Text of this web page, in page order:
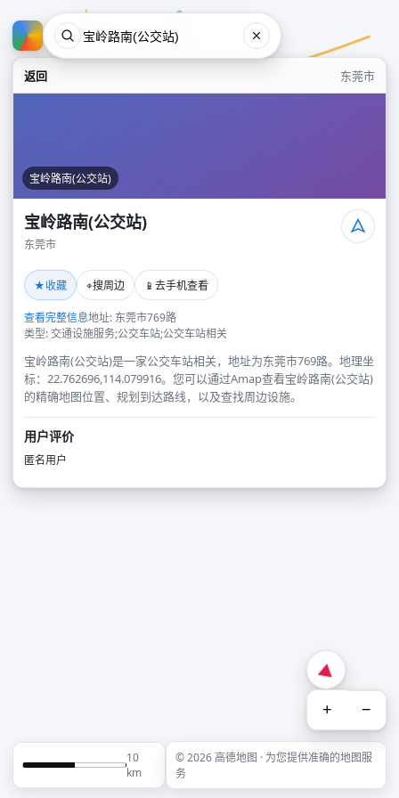
返回 东莞市
宝岭路南(公交站)
宝岭路南(公交站)
东莞市
★收藏 ⌖搜周边 📱 去手机查看
查看完整信息地址: 东莞市769路
类型: 交通设施服务;公交车站;公交车站相关
宝岭路南(公交站)是一家公交车站相关，地址为东莞市769路。地理坐
标：22.762696,114.079916。您可以通过Amap查看宝岭路南(公交站)
的精确地图位置、规划到达路线，以及查找周边设施。
用户评价
匿名用户
+ −
10
km
© 2026 高德地图 · 为您提供准确的地图服
务